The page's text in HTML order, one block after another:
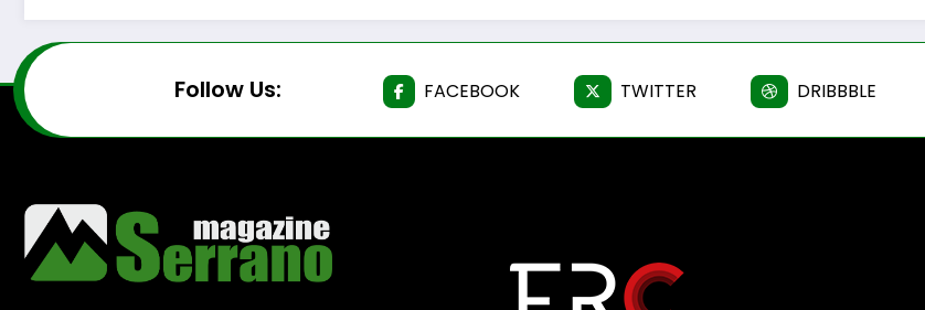
Follow Us: FACEBOOK TWITTER DRIBBBLE